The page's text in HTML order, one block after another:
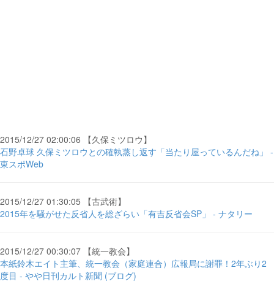
2015/12/27 02:00:06 【久保ミツロウ】
石野卓球 久保ミツロウとの確執蒸し返す「当たり屋っているんだね」 -
東スポWeb
2015/12/27 01:30:05 【古武術】
2015年を騒がせた反省人を総ざらい「有吉反省会SP」 - ナタリー
2015/12/27 00:30:07 【統一教会】
本紙鈴木エイト主筆、統一教会（家庭連合）広報局に謝罪！2年ぶり2
度目 - やや日刊カルト新聞 (ブログ)